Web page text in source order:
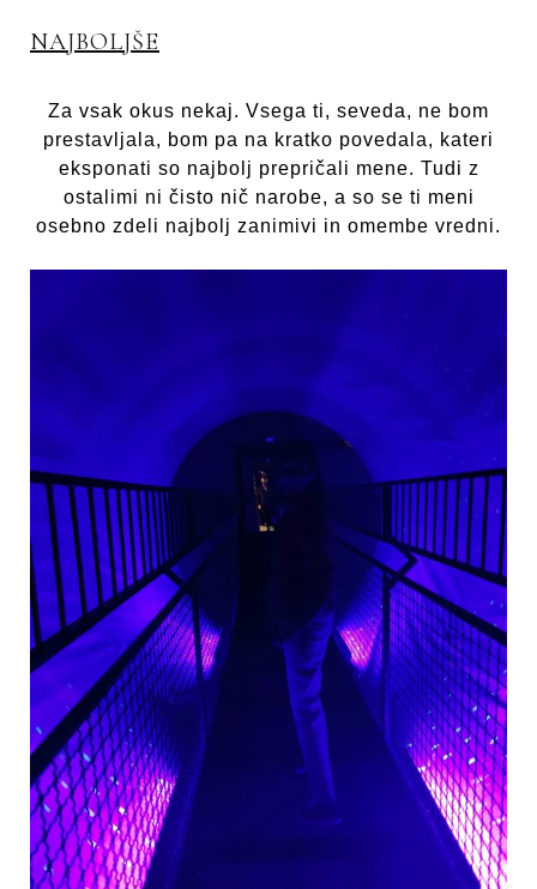
NAJBOLJŠE
Za vsak okus nekaj. Vsega ti, seveda, ne bom
prestavljala, bom pa na kratko povedala, kateri
eksponati so najbolj prepričali mene. Tudi z
ostalimi ni čisto nič narobe, a so se ti meni
osebno zdeli najbolj zanimivi in omembe vredni.